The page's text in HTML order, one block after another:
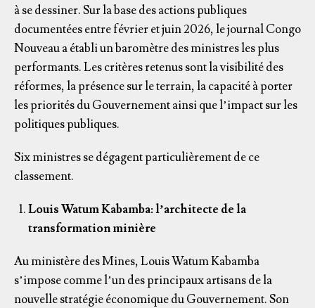
à se dessiner. Sur la base des actions publiques
documentées entre février et juin 2026, le journal Congo
Nouveau a établi un baromètre des ministres les plus
performants. Les critères retenus sont la visibilité des
réformes, la présence sur le terrain, la capacité à porter
les priorités du Gouvernement ainsi que l’impact sur les
politiques publiques.
Six ministres se dégagent particulièrement de ce
classement.
Louis Watum Kabamba: l’architecte de la
transformation minière
Au ministère des Mines, Louis Watum Kabamba
s’impose comme l’un des principaux artisans de la
nouvelle stratégie économique du Gouvernement. Son